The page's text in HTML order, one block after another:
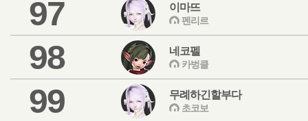
97 이마뜨
펜리르
98 네코펠
카벙클
99 무례하긴할부다
초코보